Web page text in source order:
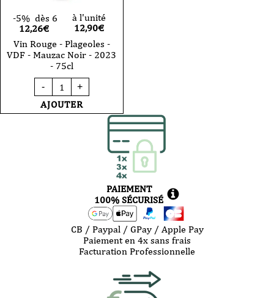
-5% dès 6
12,26€
à l'unité
12,90€
Vin Rouge - Plageoles -
VDF - Mauzac Noir - 2023
- 75cl
-
quantité
de
Vin
Rouge
+
AJOUTER
PAIEMENT
100% SÉCURISÉ
CB / Paypal / GPay / Apple Pay
Paiement en 4x sans frais
Facturation Professionnelle